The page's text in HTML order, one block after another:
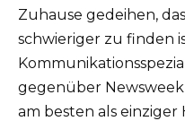
Zuhause gedeihen,
schwieriger zu finden
gegenüber
am besten als